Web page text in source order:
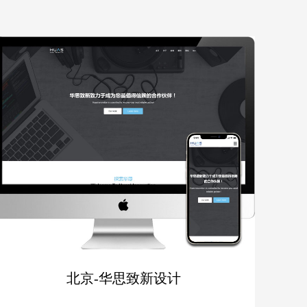
北京-华思致新设计